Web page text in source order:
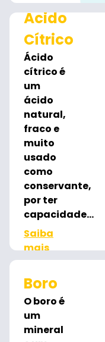
Ácido
Cítrico
Ácido
cítrico é
um
ácido
natural,
fraco e
muito
usado
como
conservante,
por ter
capacidade...
Saiba
mais
Boro
O boro é
um
mineral